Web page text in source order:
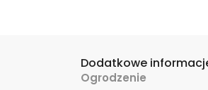
Dodatkowe
Ogrodzenie